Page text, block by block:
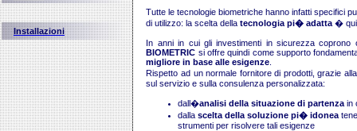
Installazioni
Tutte le tecnologie biometriche hanno infatti specifici
di utilizzo: la scelta dellatecnologia pi� adatta �
In anni in cui gli investimenti in sicurezza coprono
BIOMETRIC si offre quindi come supporto
migliore in base alle esigenze
Rispetto ad un normale fornitore di prodotti, grazie
sul servizio e sulla consulenza personalizzata:
dall�analisi della situazione di partenza in
dallascelta della soluzione pi� idonea
strumenti per risolvere tali esigenze